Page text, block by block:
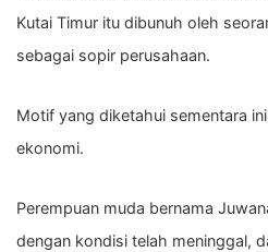
Kutai Timur itu dibunuh oleh
sebagai sopir perusahaan.
Motif yang diketahui sementara
ekonomi.
Perempuan muda bernama
dengan kondisi telah meninggal,